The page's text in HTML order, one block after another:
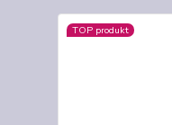
TOP produkt